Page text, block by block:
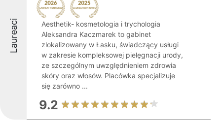
Laureaci
Aesthetik- kosmetologia i trychologia
Aleksandra Kaczmarek to gabinet
zlokalizowany w Łasku, świadczący usługi
w zakresie kompleksowej pielęgnacji urody,
ze szczególnym uwzględnieniem zdrowia
skóry oraz włosów. Placówka specjalizuje
się zarówno ...
9.2